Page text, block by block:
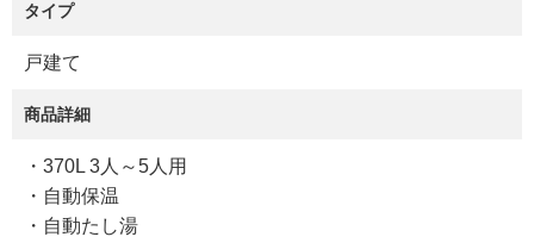
タイプ
戸建て
商品詳細
・370L 3人～5人用
・自動保温
・自動たし湯